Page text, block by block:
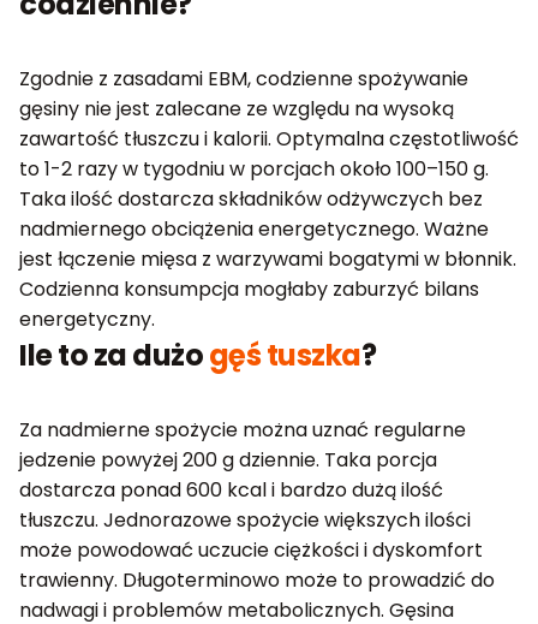
Zgodnie z zasadami EBM, codzienne spożywanie
gęsiny nie jest zalecane ze względu na wysoką
zawartość tłuszczu i kalorii. Optymalna częstotliwość
to 1-2 razy w tygodniu w porcjach około 100–150 g.
Taka ilość dostarcza składników odżywczych bez
nadmiernego obciążenia energetycznego. Ważne
jest łączenie mięsa z warzywami bogatymi w błonnik.
Codzienna konsumpcja mogłaby zaburzyć bilans
energetyczny.
Ile to za dużogęś tuszka?
Za nadmierne spożycie można uznać regularne
jedzenie powyżej 200 g dziennie. Taka porcja
dostarcza ponad 600 kcal i bardzo dużą ilość
tłuszczu. Jednorazowe spożycie większych ilości
może powodować uczucie ciężkości i dyskomfort
trawienny. Długoterminowo może to prowadzić do
nadwagi i problemów metabolicznych. Gęsina